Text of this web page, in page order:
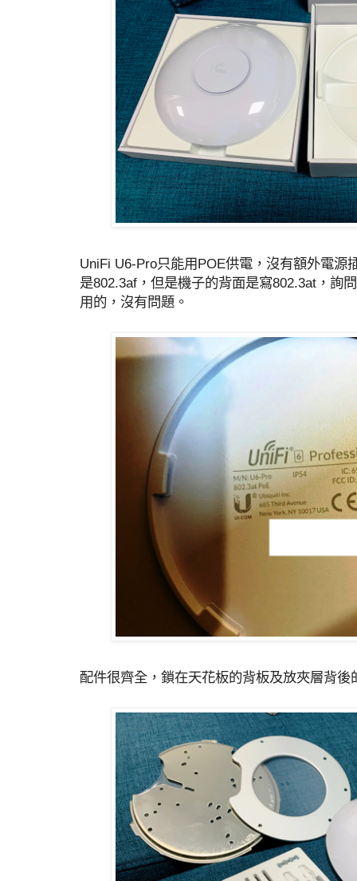
UniFi U6-Pro只能用POE供電，沒有額外電源
是802.3af，但是機子的背面是寫802.3at，詢
用的，沒有問題。
配件很齊全，鎖在天花板的背板及放夾層背